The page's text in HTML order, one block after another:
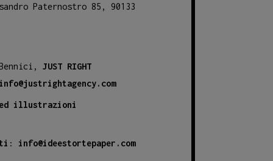
Paternostro 85, 90133
JUST RIGHT
illustrazioni
: info@ideestortepaper.com